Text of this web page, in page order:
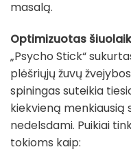
masalą.
Optimizuotas
„Psycho Stick“
plėšriųjų žuvų
spiningas suteikia
kiekvieną
nedelsdami. Puikiai
tokioms kaip: